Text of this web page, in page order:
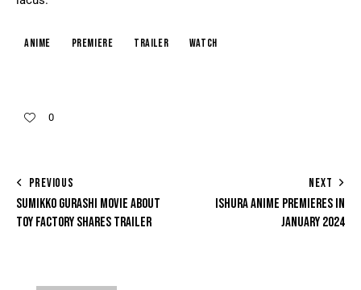
Anime Premiere Trailer Watch
0
PREVIOUS
SUMIKKO GURASHI MOVIE ABOUT
TOY FACTORY SHARES TRAILER
NEXT
ISHURA ANIME PREMIERES IN
JANUARY 2024